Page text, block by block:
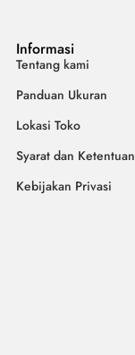
Informasi
Tentang kami
Panduan Ukuran
Lokasi Toko
Syarat dan Ketentuan
Kebijakan Privasi